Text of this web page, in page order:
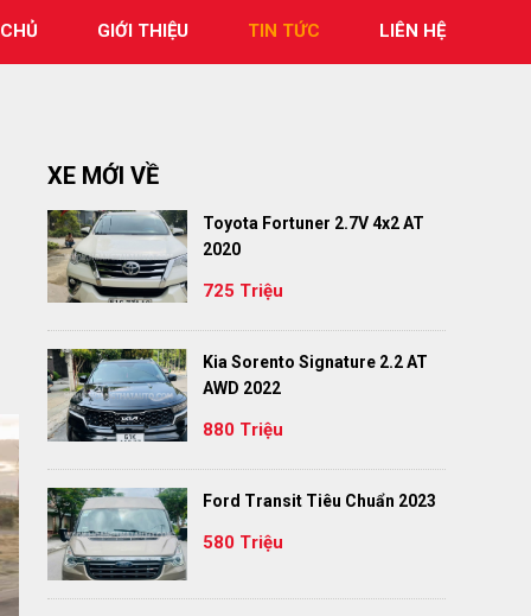
GIỚI THIỆU TIN TỨC LIÊN HỆ
XE MỚI VỀ
Toyota Fortuner 2.7V 4x2 AT
2020
725 Triệu
Kia Sorento Signature 2.2 AT
AWD 2022
880 Triệu
Ford Transit Tiêu Chuẩn 2023
580 Triệu